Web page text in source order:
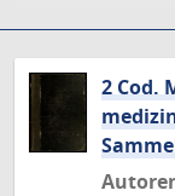
2 Cod.